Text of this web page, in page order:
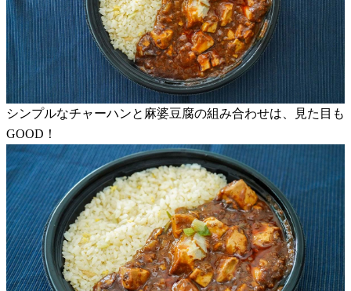
シンプルなチャーハンと麻婆豆腐の組み合わせは、見た目も
GOOD！